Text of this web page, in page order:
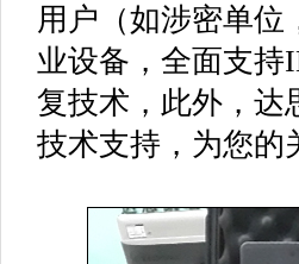
用户（如涉密单位
业设备，全面支
复技术，此外，达
技术支持，为您的